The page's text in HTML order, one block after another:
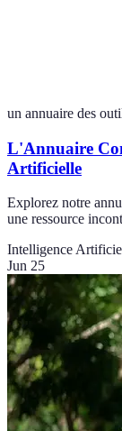
un annuaire des
L'Annuaire
Artificielle
Explorez notre
une ressource
Intelligence
Jun 25